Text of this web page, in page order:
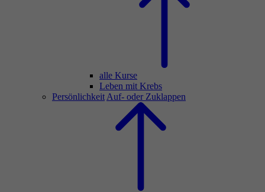
alle Kurse
Leben mit Krebs
Persönlichkeit Auf- oder Zuklappen